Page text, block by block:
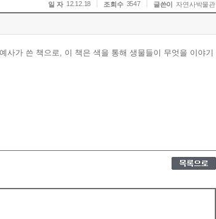
일 자 12.12.18 조회수 3547 글쓴이 자연사박물관
사가 쓴 책으로, 이 책은 색을 통해 생물들이 무엇을 이야기